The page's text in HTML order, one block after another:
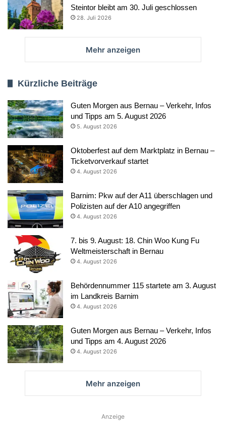
Steintor bleibt am 30. Juli geschlossen
28. Juli 2026
Mehr anzeigen
Kürzliche Beiträge
Guten Morgen aus Bernau – Verkehr, Infos
und Tipps am 5. August 2026
5. August 2026
Oktoberfest auf dem Marktplatz in Bernau –
Ticketvorverkauf startet
4. August 2026
Barnim: Pkw auf der A11 überschlagen und
Polizisten auf der A10 angegriffen
4. August 2026
7. bis 9. August: 18. Chin Woo Kung Fu
Weltmeisterschaft in Bernau
4. August 2026
Behördennummer 115 startete am 3. August
im Landkreis Barnim
4. August 2026
Guten Morgen aus Bernau – Verkehr, Infos
und Tipps am 4. August 2026
4. August 2026
Mehr anzeigen
Anzeige